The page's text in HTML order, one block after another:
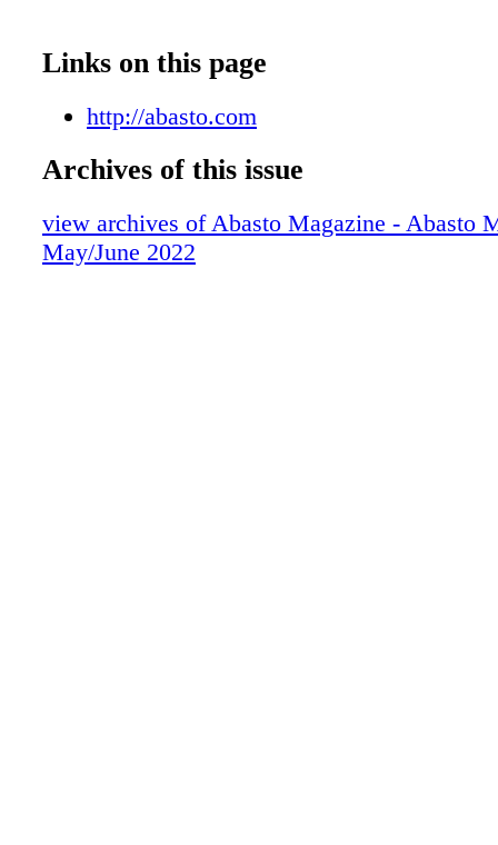
Links on this page
http://abasto.com
Archives of this issue
view archives of Abasto Magazine - Abasto
May/June 2022